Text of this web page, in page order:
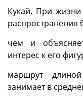
Кукай. При
распространения
чем и
интерес к его
маршрут
занимает в